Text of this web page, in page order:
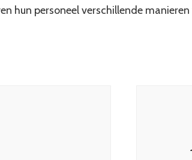
hun personeel verschillende